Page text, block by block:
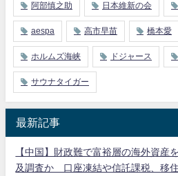
阿部慎之助 日本維新の会
aespa 高市早苗 橋本愛
ホルムズ海峡 ドジャース
サウナタイガー
最新記事
【中国】財政難で富裕層の海外資
及調査か 口座凍結や信託課税、移